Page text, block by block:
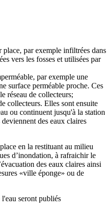
place, par exemple infiltrées dans
vers les fosses et utilisées par
par exemple une
surface perméable proche. Ces
réseau de collecteurs;
collecteurs. Elles sont ensuite
ou continuent jusqu'à la station
des eaux claires
en la restituant au milieu
d’inondation, à rafraichir le
des eaux claires ainsi
«ville éponge» ou de
seront publiés